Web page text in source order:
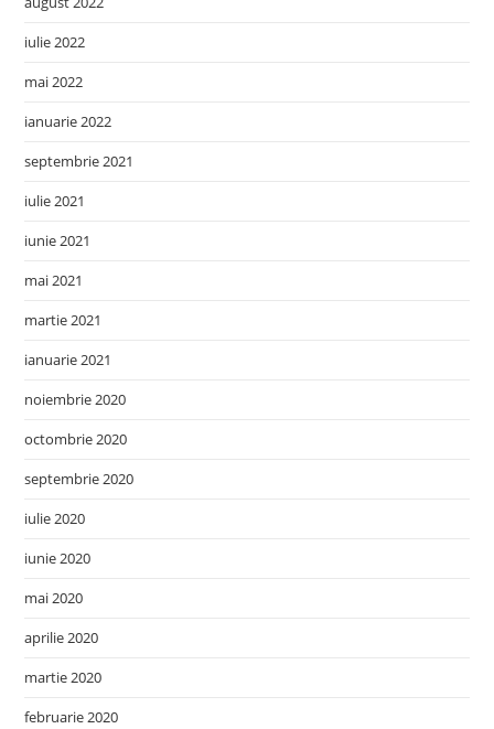
iulie 2022
mai 2022
ianuarie 2022
septembrie 2021
iulie 2021
iunie 2021
mai 2021
martie 2021
ianuarie 2021
noiembrie 2020
octombrie 2020
septembrie 2020
iulie 2020
iunie 2020
mai 2020
aprilie 2020
martie 2020
februarie 2020